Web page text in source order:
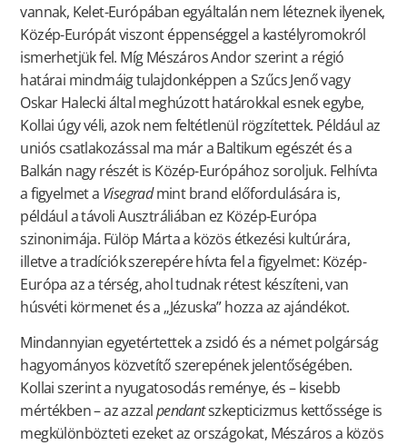
vannak, Kelet-Európában egyáltalán nem léteznek ilyenek,
Közép-Európát viszont éppenséggel a kastélyromokról
ismerhetjük fel. Míg Mészáros Andor szerint a régió
határai mindmáig tulajdonképpen a Szűcs Jenő vagy
Oskar Halecki által meghúzott határokkal esnek egybe,
Kollai úgy véli, azok nem feltétlenül rögzítettek. Például az
uniós csatlakozással ma már a Baltikum egészét és a
Balkán nagy részét is Közép-Európához soroljuk. Felhívta
a figyelmet a Visegradmint brand előfordulására is,
például a távoli Ausztráliában ez Közép-Európa
szinonimája. Fülöp Márta a közös étkezési kultúrára,
illetve a tradíciók szerepére hívta fel a figyelmet: Közép-
Európa az a térség, ahol tudnak rétest készíteni, van
húsvéti körmenet és a „Jézuska” hozza az ajándékot.
Mindannyian egyetértettek a zsidó és a német polgárság
hagyományos közvetítő szerepének jelentőségében.
Kollai szerint a nyugatosodás reménye, és – kisebb
mértékben – az azzalpendantszkepticizmus kettőssége is
megkülönbözteti ezeket az országokat, Mészáros a közös